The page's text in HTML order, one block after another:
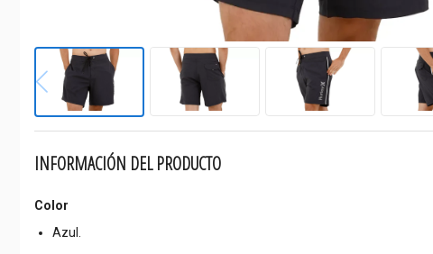
INFORMACIÓN DEL PRODUCTO
Color
Azul.